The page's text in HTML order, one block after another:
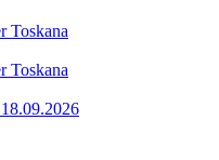
Toskana
Toskana